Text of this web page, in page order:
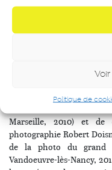
Politique de
Amélie Cabocelvit et
photographie et en
développer une
Photographie, vidéo,
travaux se déploient
Son travail a été publié
Marseille, 2010) et de
photographie Robert
de la photo du grand
Vandoeuvre-lès-Nancy,